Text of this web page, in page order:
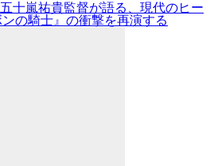
十嵐祐貴監督が語る、現代のヒー
の騎士』の衝撃を再演する